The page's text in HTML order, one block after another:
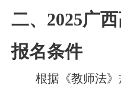
二、2025广
报名条件
根据《教师法